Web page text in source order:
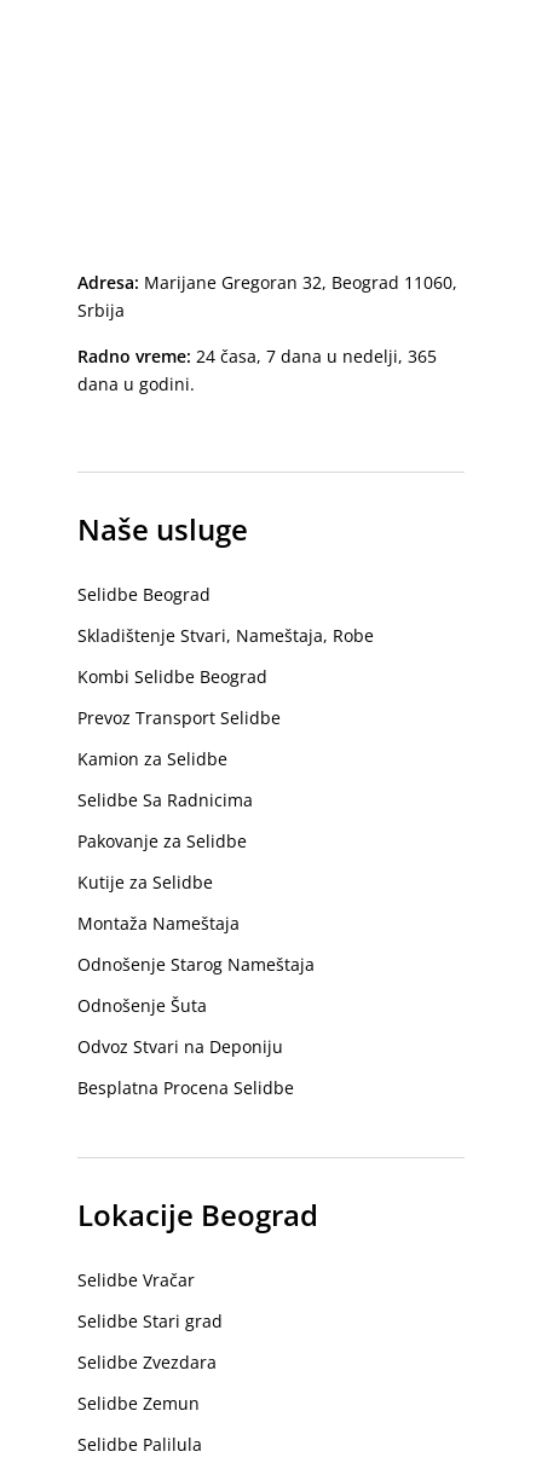
Adresa: Marijane Gregoran 32, Beograd 11060,
Srbija
Radno vreme: 24 časa, 7 dana u nedelji, 365
dana u godini.
Naše usluge
Selidbe Beograd
Skladištenje Stvari, Nameštaja, Robe
Kombi Selidbe Beograd
Prevoz Transport Selidbe
Kamion za Selidbe
Selidbe Sa Radnicima
Pakovanje za Selidbe
Kutije za Selidbe
Montaža Nameštaja
Odnošenje Starog Nameštaja
Odnošenje Šuta
Odvoz Stvari na Deponiju
Besplatna Procena Selidbe
Lokacije Beograd
Selidbe Vračar
Selidbe Stari grad
Selidbe Zvezdara
Selidbe Zemun
Selidbe Palilula